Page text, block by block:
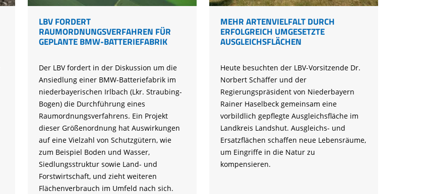
LBV FORDERT
RAUMORDNUNGSVERFAHREN FÜR
GEPLANTE BMW-BATTERIEFABRIK
Der LBV fordert in der Diskussion um die
Ansiedlung einer BMW-Batteriefabrik im
niederbayerischen Irlbach (Lkr. Straubing-
Bogen) die Durchführung eines
Raumordnungsverfahrens. Ein Projekt
dieser Größenordnung hat Auswirkungen
auf eine Vielzahl von Schutzgütern, wie
zum Beispiel Boden und Wasser,
Siedlungsstruktur sowie Land- und
Forstwirtschaft, und zieht weiteren
Flächenverbrauch im Umfeld nach sich.
MEHR ARTENVIELFALT DURCH
ERFOLGREICH UMGESETZTE
AUSGLEICHSFLÄCHEN
Heute besuchten der LBV-Vorsitzende Dr.
Norbert Schäffer und der
Regierungspräsident von Niederbayern
Rainer Haselbeck gemeinsam eine
vorbildlich gepflegte Ausgleichsfläche im
Landkreis Landshut. Ausgleichs- und
Ersatzflächen schaffen neue Lebensräume,
um Eingriffe in die Natur zu
kompensieren.